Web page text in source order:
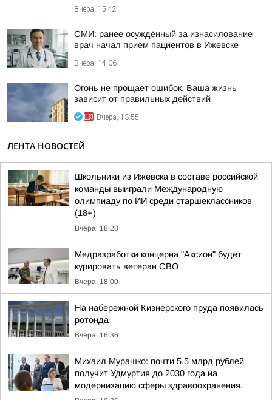
Вчера, 15:42
СМИ: ранее осуждённый за изнасилование
врач начал приём пациентов в Ижевске
Вчера, 14:06
Огонь не прощает ошибок. Ваша жизнь
зависит от правильных действий
Вчера, 13:55
ЛЕНТА НОВОСТЕЙ
Школьники из Ижевска в составе российской
команды выиграли Международную
олимпиаду по ИИ среди старшеклассников
(18+)
Вчера, 18:28
Медразработки концерна "Аксион" будет
курировать ветеран СВО
Вчера, 18:00
На набережной Кизнерского пруда появилась
ротонда
Вчера, 16:36
Михаил Мурашко: почти 5,5 млрд рублей
получит Удмуртия до 2030 года на
модернизацию сферы здравоохранения.